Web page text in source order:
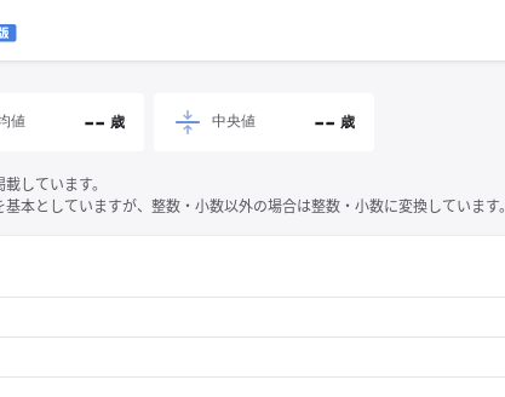
値 -- 歳 中央値 -- 歳
しています。
本としていますが、整数・小数以外の場合は整数・小数に変換しています。